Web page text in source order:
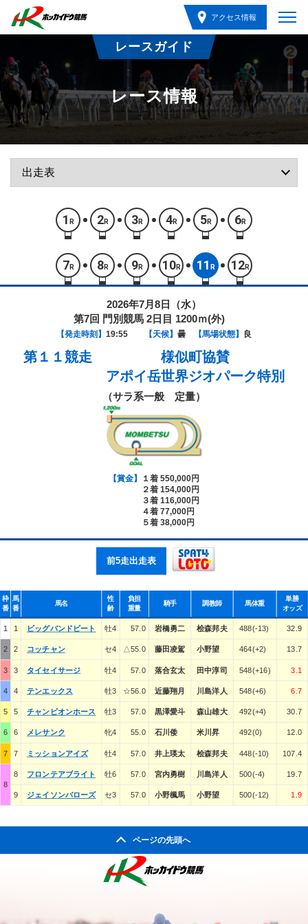
アクセス情報
レースガイド
レース情報
1 R 2R 3R 4R 5R 6R
7 R 8R 9R 10R 11 R 12R
2026年7月8日（水）
第7回 門別競馬 2日目 1200ｍ(外)
【発走時刻】 19:55 【天候】 曇 【馬場状態】 良
第１１競走
様似町協賛
アポイ岳世界ジオパーク特別
（サラ系一般 定量）
【賞金】
１着 550,000円
２着 154,000円
３着 116,000円
４着 77,000円
５着 38,000円
前5走出走表
枠
番
馬
番
馬名
性
齢
負担
重量
騎手 調教師 馬体重
単勝
オッズ
1 1 ビッグバンドビート 牡4 57.0 岩橋勇二 桧森邦夫 488(-13) 32.9
2 2 コッチャン セ4 △55.0 藤田凌駕 小野望 464(+2) 13.7
3 3 タイセイサージ 牡4 57.0 落合玄太 田中淳司 548(+16) 3.1
4 4 テンエックス 牡3 ☆56.0 近藤翔月 川島洋人 548(+6) 6.7
5 5 チャンピオンホース 牡3 57.0 黒澤愛斗 森山雄大 492(+4) 30.7
6 6 メレサンク 牝4 55.0 石川倭 米川昇 492(0) 12.0
7 7 ミッションアイズ 牡4 57.0 井上瑛太 桧森邦夫 448(-10) 107.4
8
8 フロンテアブライト 牡6 57.0 宮内勇樹 川島洋人 500(-4) 19.7
9 ジェイソンバローズ セ3 57.0 小野楓馬 小野望 500(-12) 1.9
ページの先頭へ